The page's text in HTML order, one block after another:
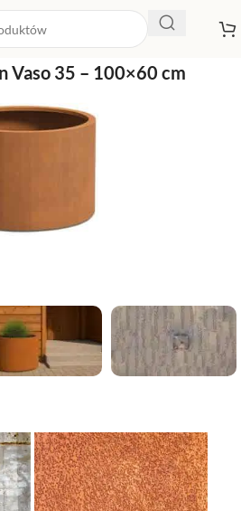
/Donice corten
Vaso 35 – 100×60 cm